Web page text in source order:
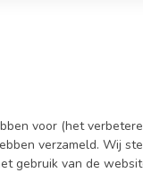
voor (het
verzameld. Wij
gebruik van de